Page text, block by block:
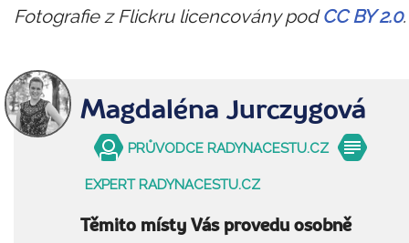
Fotografie z Flickru licencovány podCC BY 2.0.
Magdaléna Jurczygová
PRŮVODCE RADYNACESTU.CZ
EXPERT RADYNACESTU.CZ
Těmito místy Vás provedu osobně